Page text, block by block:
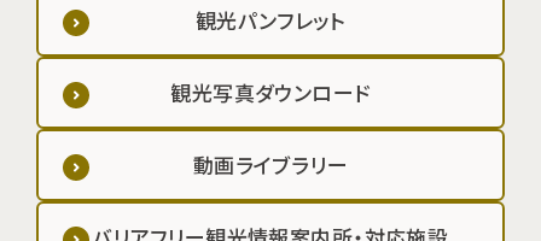
観光パンフレット
観光写真ダウンロード
動画ライブラリー